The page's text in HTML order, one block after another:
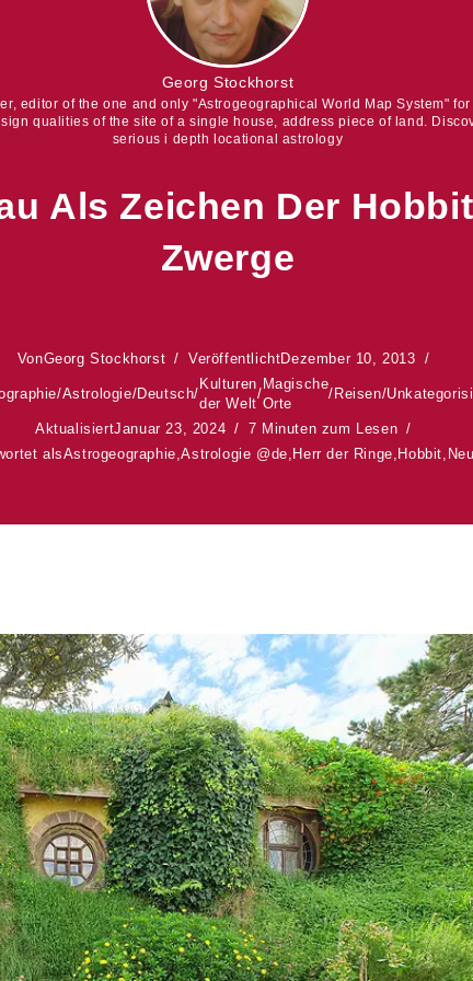
Georg Stockhorst
editor of the one and only "Astrogeographical World Map System"
qualities of the site of a single house, address piece of land.
serious i depth locational astrology
Als Zeichen Der
Zwerge
VonGeorg Stockhorst VeröffentlichtDezember 10, 2013
/Astrologie/Deutsch/
Kulturen
der Welt
/
Magische
Orte
/ Reisen/
AktualisiertJanuar 23, 2024
7 Minuten zum Lesen
alsAstrogeographie,Astrologie @de, Herr der Ringe, Hobbit,